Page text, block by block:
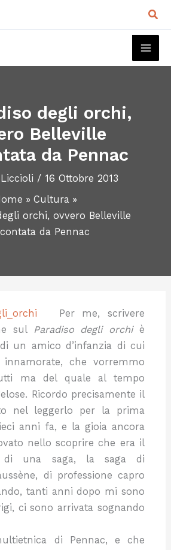
degli orchi,
Belleville
da Pennac
/ 16 Ottobre 2013
Cultura
orchi, ovvero Belleville
da Pennac
Per me, scrivere
sul
Paradiso degli orchiè
un amico d’infanzia di cui
che vorremmo
ma del quale al tempo
Ricordo precisamente il
nel leggerlo per la prima
anni fa, e la gioia ancora
nello scoprire che era il
di una saga, la saga di
di professione capro
tanti anni dopo mi sono
ci sono arrivata sognando
di Pennac, e che